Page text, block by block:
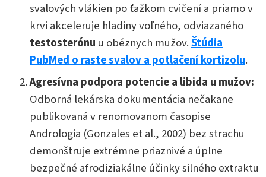
svalových vlákien po ťažkom cvičení a priamo v
krvi akceleruje hladiny voľného, odviazaného
testosterónu u obéznych mužov.Štúdia
PubMed o raste svalov a potlačení kortizolu.
Agresívna podpora potencie a libida u mužov:
Odborná lekárska dokumentácia nečakane
publikovaná v renomovanom časopise
Andrologia (Gonzales et al., 2002) bez strachu
demonštruje extrémne priaznivé a úplne
bezpečné afrodiziakálne účinky silného extraktu